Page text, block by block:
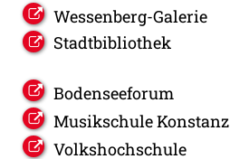
Wessenberg-Galerie
Stadtbibliothek
Bodenseeforum
Musikschule Konstanz
Volkshochschule